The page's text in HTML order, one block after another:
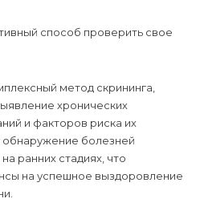
способ проверить свое
метод скрининга,
хронических
и факторов риска их
болезней
ранних стадиях, что
на успешное выздоровление